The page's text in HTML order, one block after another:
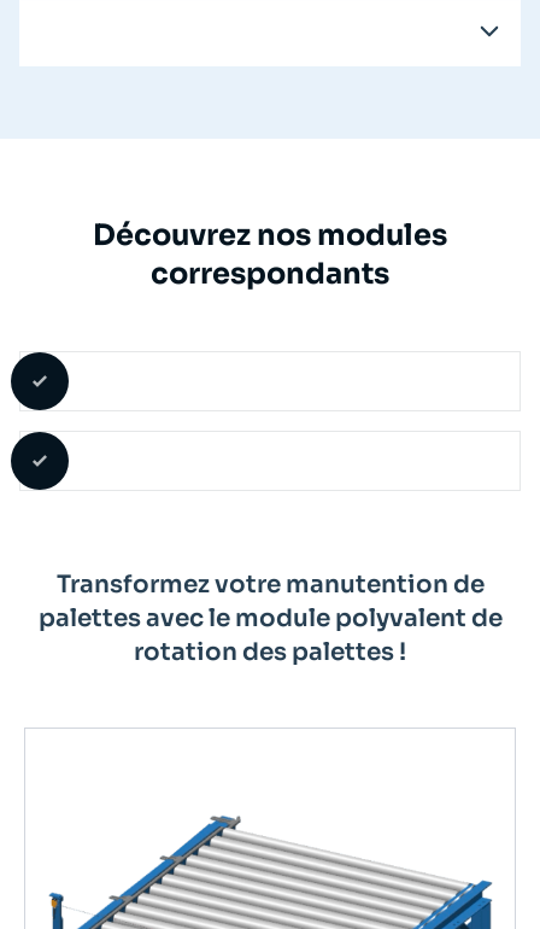
Découvrez nos modules
correspondants
Transformez votre manutention de
palettes avec le module polyvalent de
rotation des palettes !